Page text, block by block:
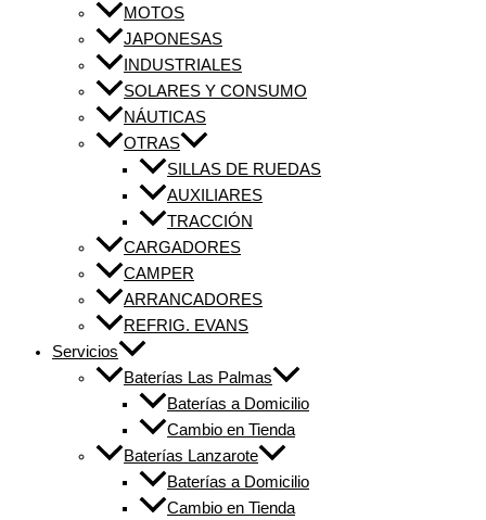
MOTOS
JAPONESAS
INDUSTRIALES
SOLARES Y CONSUMO
NÁUTICAS
OTRAS
SILLAS DE RUEDAS
AUXILIARES
TRACCIÓN
CARGADORES
CAMPER
ARRANCADORES
REFRIG. EVANS
Servicios
Baterías Las Palmas
Baterías a Domicilio
Cambio en Tienda
Baterías Lanzarote
Baterías a Domicilio
Cambio en Tienda